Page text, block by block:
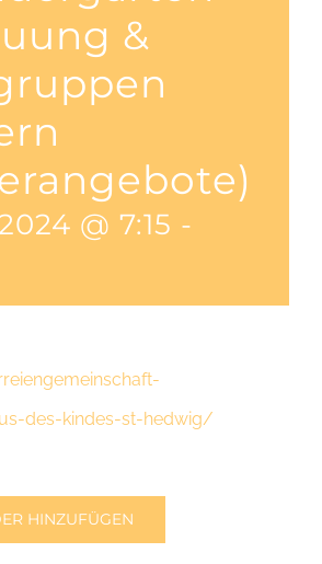
&
@ 7:15 -
des-kindes-st-hedwig/
HINZUFÜGEN